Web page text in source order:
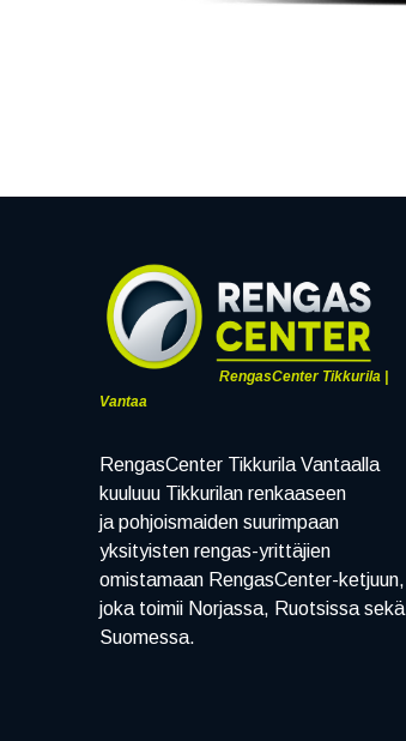
RengasCenter Tikkurila |
Vantaa
RengasCenter Tikkurila Vantaalla
kuuluuu Tikkurilan renkaaseen
ja pohjoismaiden suurimpaan
yksityisten rengas-yrittäjien
omistamaan RengasCenter-ketjuun,
joka toimii Norjassa, Ruotsissa sekä
Suomessa.